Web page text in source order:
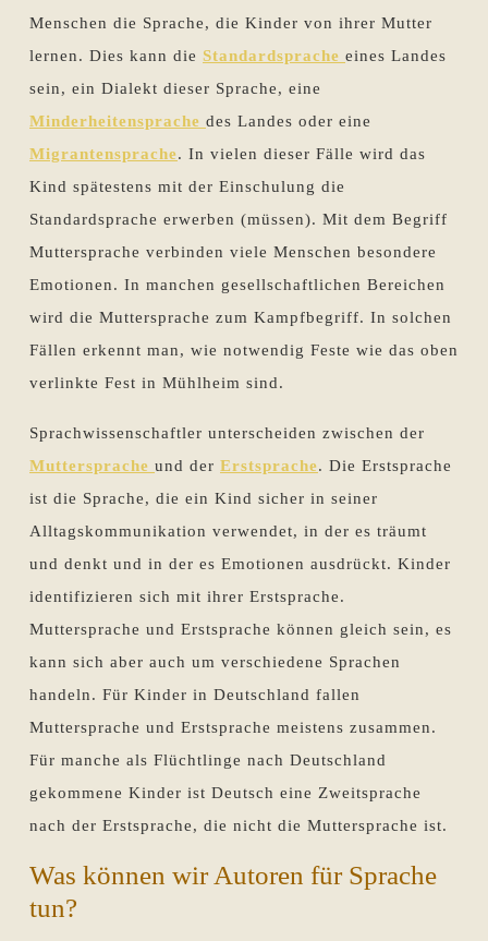
Menschen die Sprache, die Kinder von ihrer Mutter
lernen. Dies kann die Standardsprache eines Landes
sein, ein Dialekt dieser Sprache, eine
Minderheitensprache des Landes oder eine
Migrantensprache. In vielen dieser Fälle wird das
Kind spätestens mit der Einschulung die
Standardsprache erwerben (müssen). Mit dem Begriff
Muttersprache verbinden viele Menschen besondere
Emotionen. In manchen gesellschaftlichen Bereichen
wird die Muttersprache zum Kampfbegriff. In solchen
Fällen erkennt man, wie notwendig Feste wie das oben
verlinkte Fest in Mühlheim sind.
Sprachwissenschaftler unterscheiden zwischen der
Muttersprache und der Erstsprache. Die Erstsprache
ist die Sprache, die ein Kind sicher in seiner
Alltagskommunikation verwendet, in der es träumt
und denkt und in der es Emotionen ausdrückt. Kinder
identifizieren sich mit ihrer Erstsprache.
Muttersprache und Erstsprache können gleich sein, es
kann sich aber auch um verschiedene Sprachen
handeln. Für Kinder in Deutschland fallen
Muttersprache und Erstsprache meistens zusammen.
Für manche als Flüchtlinge nach Deutschland
gekommene Kinder ist Deutsch eine Zweitsprache
nach der Erstsprache, die nicht die Muttersprache ist.
Was können wir Autoren für Sprache
tun?